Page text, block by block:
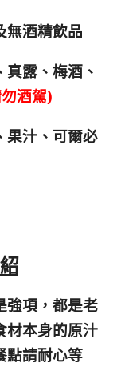
無酒精飲品
露、梅酒、
酒駕)
果汁、可爾必
強項，都是老
材本身的原汁
點請耐心等